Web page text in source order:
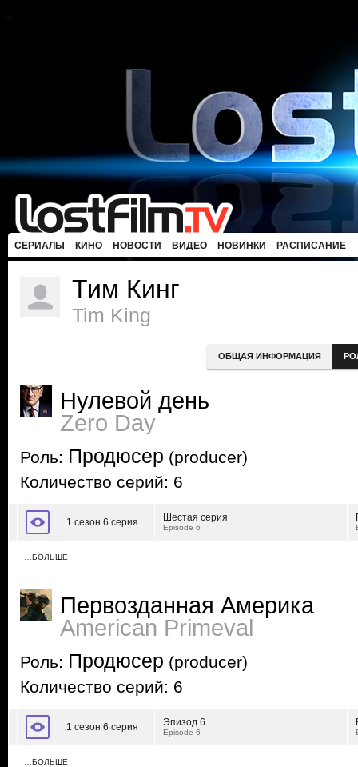
СЕРИАЛЫ КИНО НОВОСТИ ВИДЕО НОВИНКИ РАСПИСАНИЕ
Тим Кинг
Tim King
ОБЩАЯ ИНФОРМАЦИЯ
Нулевой день
Zero Day
Роль: Продюсер (producer)
Количество серий: 6
1 сезон 6 серия Шестая серия
Episode 6
…БОЛЬШЕ
Первозданная Америка
American Primeval
Роль: Продюсер (producer)
Количество серий: 6
1 сезон 6 серия Эпизод 6
Episode 6
…БОЛЬШЕ